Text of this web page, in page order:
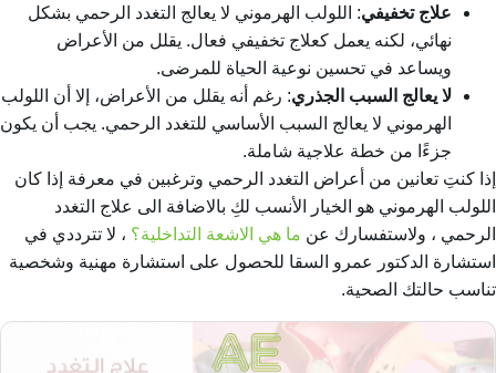
علاج تخفيفي: اللولب الهرموني لا يعالج التغدد الرحمي بشكل
نهائي، لكنه يعمل كعلاج تخفيفي فعال. يقلل من الأعراض
ويساعد في تحسين نوعية الحياة للمرضى.
لا يعالج السبب الجذري: رغم أنه يقلل من الأعراض، إلا أن اللولب
الهرموني لا يعالج السبب الأساسي للتغدد الرحمي. يجب أن يكون
جزءًا من خطة علاجية شاملة.
إذا كنتِ تعانين من أعراض التغدد الرحمي وترغبين في معرفة إذا كان
اللولب الهرموني هو الخيار الأنسب لكِ بالاضافة الى علاج التغدد
الرحمي ، ولاستفسارك عن ما هي الاشعة التداخلية؟ ، لا تترددي في
استشارة الدكتور عمرو السقا للحصول على استشارة مهنية وشخصية
تناسب حالتك الصحية.